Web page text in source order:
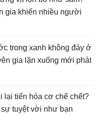
gia khiến nhiều người
trong xanh không đáy ở
gia lặn xuống mới phát
lại tiến hóa cơ chế chết?
tuyệt vời như bạn